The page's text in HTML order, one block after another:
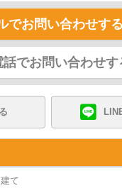
でお問い合わせす
話でお問い合わせす
て